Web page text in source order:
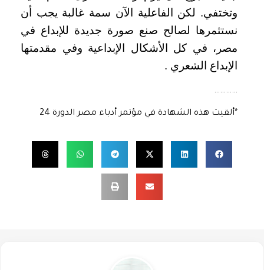
وتختفي. لكن الفاعلية الآن سمة غالبة يجب أن
نستثمرها لصالح صنع صورة جديدة للإبداع في
مصر، في كل الأشكال الإبداعية وفي مقدمتها
الإبداع الشعري .
…………
*ألقيت هذه الشهادة في مؤتمر أدباء مصر الدورة 24